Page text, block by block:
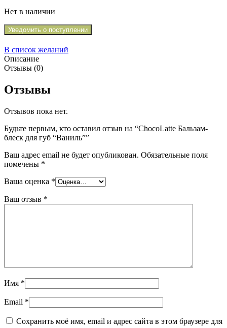
Нет в наличии
Уведомить о поступлении
В список желаний
Описание
Отзывы (0)
Отзывы
Отзывов пока нет.
Будьте первым, кто оставил отзыв на “ChocoLatte Бальзам-
блеск для губ “Ваниль””
Ваш адрес email не будет опубликован. Обязательные поля
помечены *
Ваша оценка *
Ваш отзыв *
Имя *
Email *
Сохранить моё имя, email и адрес сайта в этом браузере для